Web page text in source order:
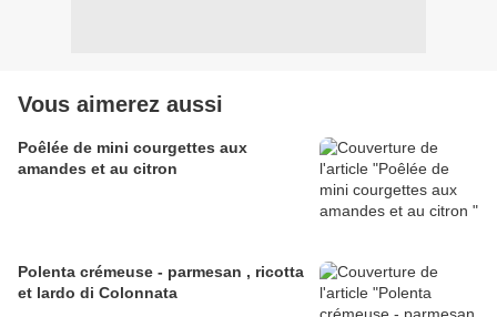
Vous aimerez aussi
Poêlée de mini courgettes aux
amandes et au citron
Polenta crémeuse - parmesan , ricotta
et lardo di Colonnata